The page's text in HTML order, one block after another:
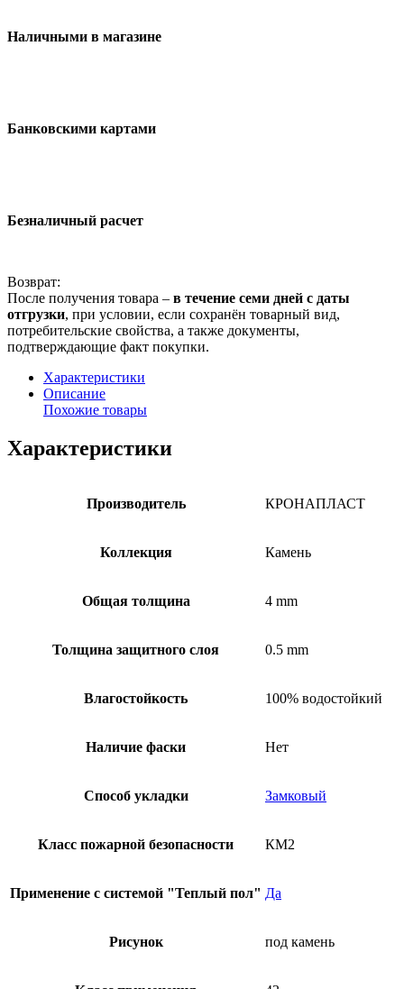
Наличными в магазине
Банковскими картами
Безналичный расчет
Возврат:
После получения товара – в течение семи дней с даты
отгрузки, при условии, если сохранён товарный вид,
потребительские свойства, а также документы,
подтверждающие факт покупки.
Характеристики
Описание
Похожие товары
Характеристики
Производитель КРОНАПЛАСТ
Коллекция Камень
Общая толщина 4 mm
Толщина защитного слоя 0.5 mm
Влагостойкость 100% водостойкий
Наличие фаски Нет
Способ укладки Замковый
Класс пожарной безопасности КМ2
Применение с системой "Теплый пол" Да
Рисунок под камень